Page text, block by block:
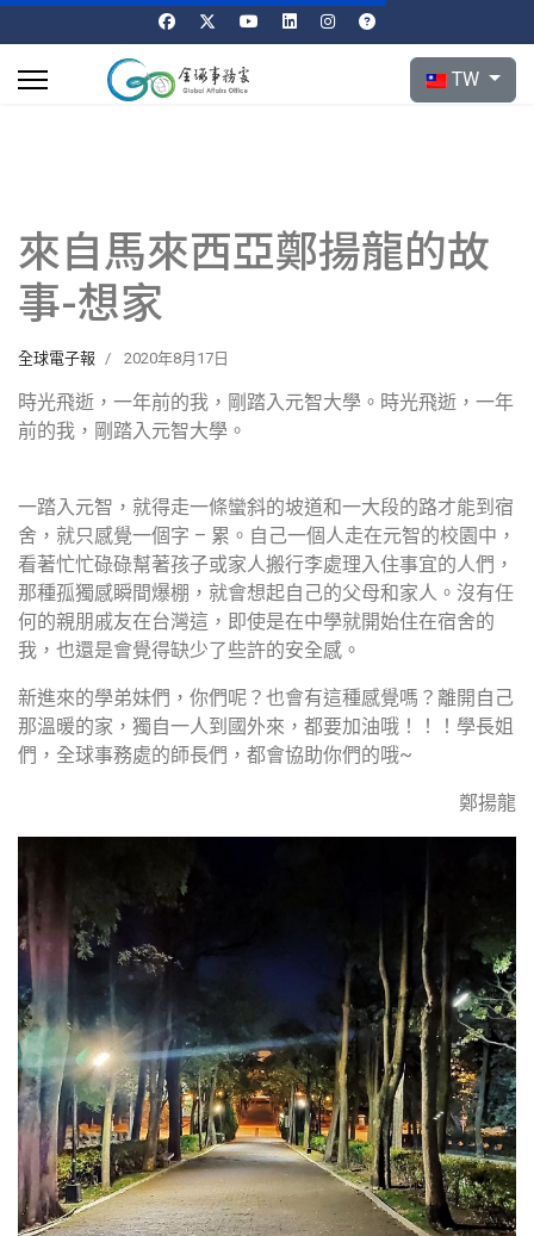
選擇你的語言
TW
來自馬來西亞鄭揚龍的故
事-想家
全球電子報 2020年8月17日
時光飛逝，一年前的我，剛踏入元智大學。時光飛逝，一年
前的我，剛踏入元智大學。
一踏入元智，就得走一條蠻斜的坡道和一大段的路才能到宿
舍，就只感覺一個字 – 累。自己一個人走在元智的校園中，
看著忙忙碌碌幫著孩子或家人搬行李處理入住事宜的人們，
那種孤獨感瞬間爆棚，就會想起自己的父母和家人。沒有任
何的親朋戚友在台灣這，即使是在中學就開始住在宿舍的
我，也還是會覺得缺少了些許的安全感。
新進來的學弟妹們，你們呢？也會有這種感覺嗎？離開自己
那溫暖的家，獨自一人到國外來，都要加油哦！！！學長姐
們，全球事務處的師長們，都會協助你們的哦~
鄭揚龍